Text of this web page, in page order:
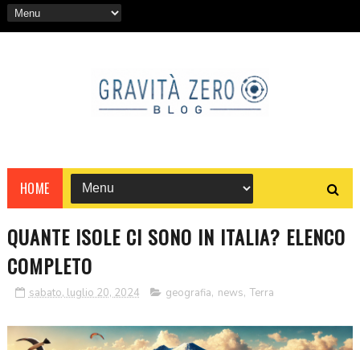
HOME
QUANTE ISOLE CI SONO IN ITALIA? ELENCO
COMPLETO
sabato, luglio 20, 2024 geografia, news, Terra